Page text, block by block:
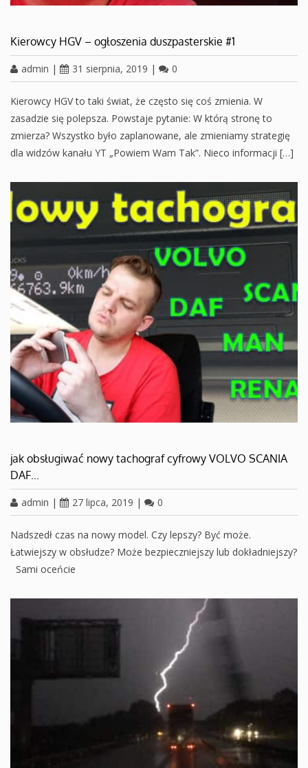
Kierowcy HGV – ogłoszenia duszpasterskie #1
admin | 31 sierpnia, 2019 | 0
Kierowcy HGV to taki świat, że często się coś zmienia. W
zasadzie się polepsza. Powstaje pytanie: W którą stronę to
zmierza? Wszystko było zaplanowane, ale zmieniamy strategię
dla widzów kanału YT „Powiem Wam Tak”. Nieco informacji […]
jak obsługiwać nowy tachograf cyfrowy VOLVO SCANIA
DAF…
admin | 27 lipca, 2019 | 0
Nadszedł czas na nowy model. Czy lepszy? Być może.
Łatwiejszy w obsłudze? Może bezpieczniejszy lub dokładniejszy?
Sami oceńcie